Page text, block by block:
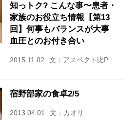
知っトク? こんな事〜患者・
家族のお役立ち情報【第13
回】何事もバランスが大事
血圧とのお付き合い
2015.11.02 文：アスペクト比P
宿野部家の食卓2/5
2013.04.01 文：カオリ